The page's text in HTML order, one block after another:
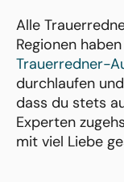
Alle
Regionen
Trauerredner-
durchlaufen
dass du stets
Experten
mit viel Liebe